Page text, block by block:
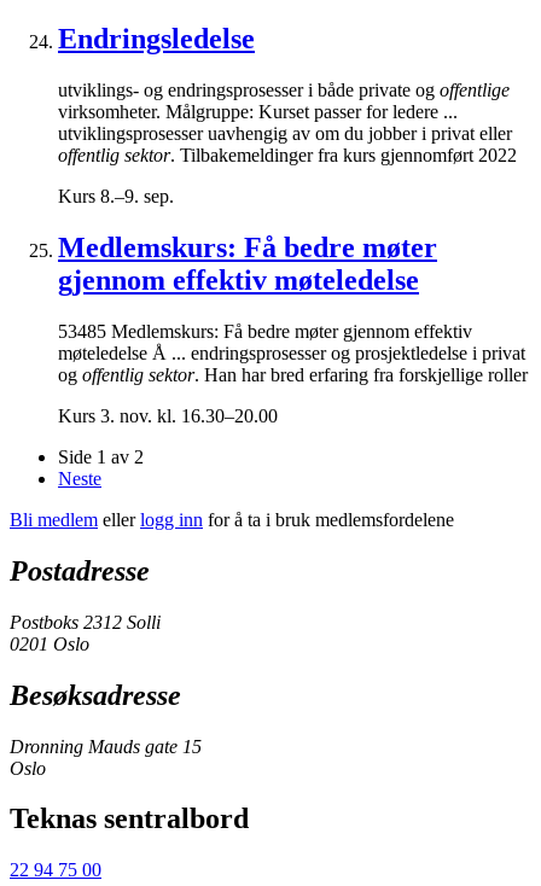
Endringsledelse
utviklings- og endringsprosesser i både private og offentlige
virksomheter. Målgruppe: Kurset passer for ledere ...
utviklingsprosesser uavhengig av om du jobber i privat eller
offentlig sektor. Tilbakemeldinger fra kurs gjennomført 2022
Kurs 8.–9. sep.
Medlemskurs: Få bedre møter
gjennom effektiv møteledelse
53485 Medlemskurs: Få bedre møter gjennom effektiv
møteledelse Å ... endringsprosesser og prosjektledelse i privat
og offentlig sektor. Han har bred erfaring fra forskjellige roller
Kurs 3. nov. kl. 16.30–20.00
Side 1 av 2
Neste
Bli medlem ellerlogg inn for å ta i bruk medlemsfordelene
Postadresse
Postboks 2312 Solli
0201 Oslo
Besøksadresse
Dronning Mauds gate 15
Oslo
Teknas sentralbord
22 94 75 00